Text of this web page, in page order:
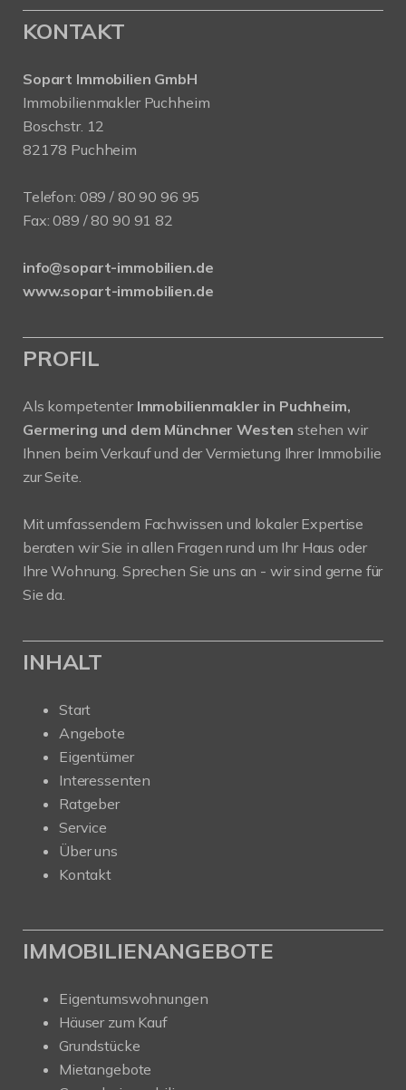
KONTAKT
Sopart Immobilien GmbH
Immobilienmakler Puchheim
Boschstr. 12
82178 Puchheim
Telefon: 089 / 80 90 96 95
Fax: 089 / 80 90 91 82
info@sopart-immobilien.de
www.sopart-immobilien.de
PROFIL
Als kompetenter Immobilienmakler in Puchheim,
Germering und dem Münchner Westen stehen wir
Ihnen beim Verkauf und der Vermietung Ihrer Immobilie
zur Seite.
Mit umfassendem Fachwissen und lokaler Expertise
beraten wir Sie in allen Fragen rund um Ihr Haus oder
Ihre Wohnung. Sprechen Sie uns an - wir sind gerne für
Sie da.
INHALT
Start
Angebote
Eigentümer
Interessenten
Ratgeber
Service
Über uns
Kontakt
IMMOBILIENANGEBOTE
Eigentumswohnungen
Häuser zum Kauf
Grundstücke
Mietangebote